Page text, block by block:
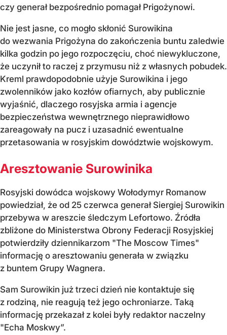
czy generał bezpośrednio pomagał Prigożynowi.
Nie jest jasne, co mogło skłonić Surowikina
do wezwania Prigożyna do zakończenia buntu zaledwie
kilka godzin po jego rozpoczęciu, choć niewykluczone,
że uczynił to raczej z przymusu niż z własnych pobudek.
Kreml prawdopodobnie użyje Surowikina i jego
zwolenników jako kozłów ofiarnych, aby publicznie
wyjaśnić, dlaczego rosyjska armia i agencje
bezpieczeństwa wewnętrznego nieprawidłowo
zareagowały na pucz i uzasadnić ewentualne
przetasowania w rosyjskim dowództwie wojskowym.
Aresztowanie Surowinika
Rosyjski dowódca wojskowy Wołodymyr Romanow
powiedział, że od 25 czerwca generał Siergiej Surowikin
przebywa w areszcie śledczym Lefortowo. Źródła
zbliżone do Ministerstwa Obrony Federacji Rosyjskiej
potwierdziły dziennikarzom "The Moscow Times"
informację o aresztowaniu generała w związku
z buntem Grupy Wagnera.
Sam Surowikin już trzeci dzień nie kontaktuje się
z rodziną, nie reagują też jego ochroniarze. Taką
informację przekazał z kolei były redaktor naczelny
"Echa Moskwy”.